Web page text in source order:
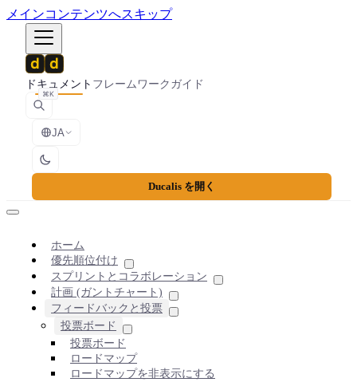
メインコンテンツへスキップ
ドキュメント フレームワークガイド
⌘K
JA
Ducalis を開く
ホーム
優先順位付け
スプリントとコラボレーション
計画 (ガントチャート)
フィードバックと投票
投票ボード
投票ボード
ロードマップ
ロードマップを非表示にする